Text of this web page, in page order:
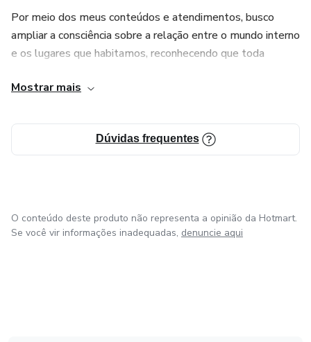
Por meio dos meus conteúdos e atendimentos, busco
ampliar a consciência sobre a relação entre o mundo interno
e os lugares que habitamos, reconhecendo que toda
dentro para fora.
É uma alegria poder compartilhar esse conhecimento e
acompanhar pessoas em seus processos de escolha,
expansão e alinhamento. ✨
Mostrar mais
Dúvidas frequentes
O conteúdo deste produto não representa a opinião da Hotmart.
Se você vir informações inadequadas, denuncie aqui